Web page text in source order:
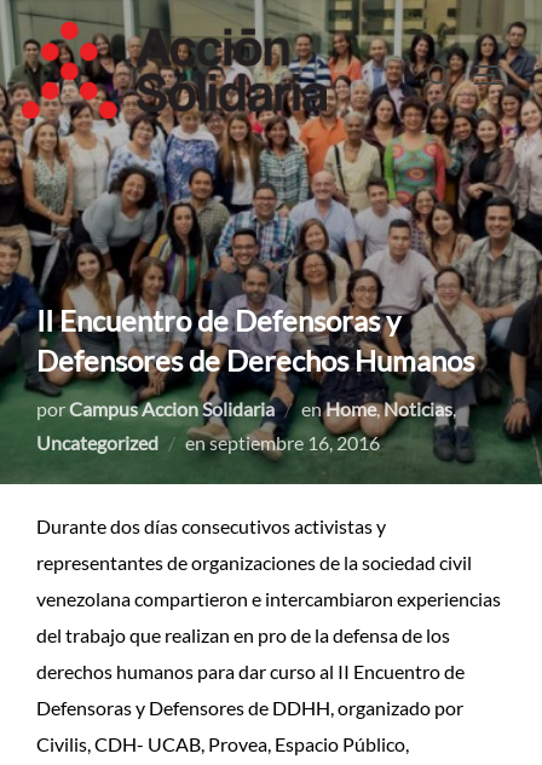
Saltar
al
contenido
Buscar:
II Encuentro de Defensoras y
Defensores de Derechos Humanos
porCampus Accion Solidaria enHome,Noticias,
Uncategorized
enPublicado
septiembre 16, 2016
Durante dos días consecutivos activistas y
representantes de organizaciones de la sociedad civil
venezolana compartieron e intercambiaron experiencias
del trabajo que realizan en pro de la defensa de los
derechos humanos para dar curso al II Encuentro de
Defensoras y Defensores de DDHH, organizado por
Civilis, CDH- UCAB, Provea, Espacio Público,